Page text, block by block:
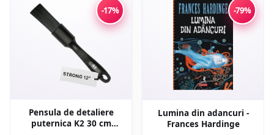
-17%
Pensula de detaliere
puternica K2 30 cm
-79%
Lumina din adancuri -
Frances Hardinge